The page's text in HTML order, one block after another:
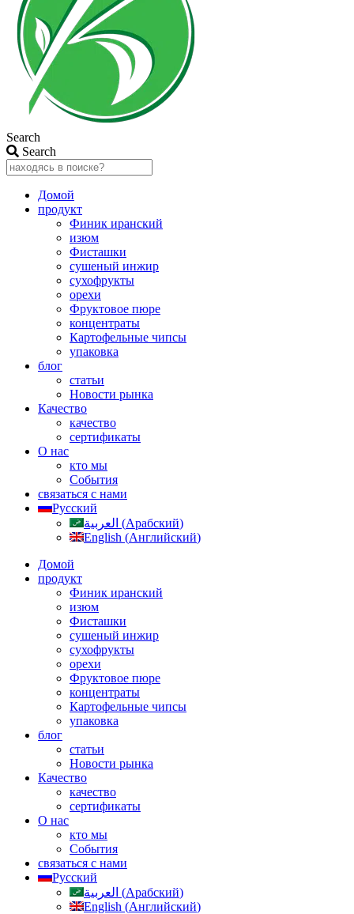
Search
Search
Домой
продукт
Финик иранский
изюм
Фисташки
сушеный инжир
сухофрукты
орехи
Фруктовое пюре
концентраты
Картофельные чипсы
упаковка
блог
статьи
Новости рынка
Качество
качество
сертификаты
О нас
кто мы
События
связаться с нами
Русский
العربية (Арабский)
English (Английский)
Домой
продукт
Финик иранский
изюм
Фисташки
сушеный инжир
сухофрукты
орехи
Фруктовое пюре
концентраты
Картофельные чипсы
упаковка
блог
статьи
Новости рынка
Качество
качество
сертификаты
О нас
кто мы
События
связаться с нами
Русский
العربية (Арабский)
English (Английский)